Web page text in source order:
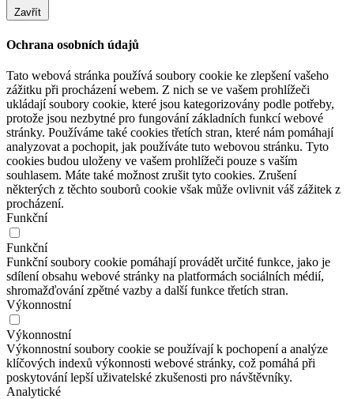
Zavřít
Ochrana osobních údajů
Tato webová stránka používá soubory cookie ke zlepšení vašeho
zážitku při procházení webem. Z nich se ve vašem prohlížeči
ukládají soubory cookie, které jsou kategorizovány podle potřeby,
protože jsou nezbytné pro fungování základních funkcí webové
stránky. Používáme také cookies třetích stran, které nám pomáhají
analyzovat a pochopit, jak používáte tuto webovou stránku. Tyto
cookies budou uloženy ve vašem prohlížeči pouze s vaším
souhlasem. Máte také možnost zrušit tyto cookies. Zrušení
některých z těchto souborů cookie však může ovlivnit váš zážitek z
procházení.
Funkční
Funkční
Funkční soubory cookie pomáhají provádět určité funkce, jako je
sdílení obsahu webové stránky na platformách sociálních médií,
shromažďování zpětné vazby a další funkce třetích stran.
Výkonnostní
Výkonnostní
Výkonnostní soubory cookie se používají k pochopení a analýze
klíčových indexů výkonnosti webové stránky, což pomáhá při
poskytování lepší uživatelské zkušenosti pro návštěvníky.
Analytické